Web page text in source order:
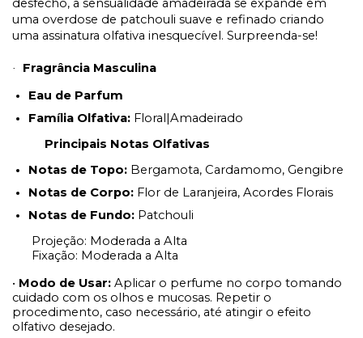
desfecho, a sensualidade amadeirada se expande em
uma overdose de patchouli suave e refinado criando
uma assinatura olfativa inesquecível. Surpreenda-se!
·
Fragrância Masculina
Eau de Parfum
Família Olfativa: Floral|Amadeirado
Principais Notas Olfativas
Notas de Topo: Bergamota, Cardamomo, Gengibre
Notas de Corpo: Flor de Laranjeira, Acordes Florais
Notas de Fundo: Patchouli
Projeção: Moderada a Alta
Fixação: Moderada a Alta
• Modo de Usar: Aplicar o perfume no corpo tomando
cuidado com os olhos e mucosas. Repetir o
procedimento, caso necessário, até atingir o efeito
olfativo desejado.